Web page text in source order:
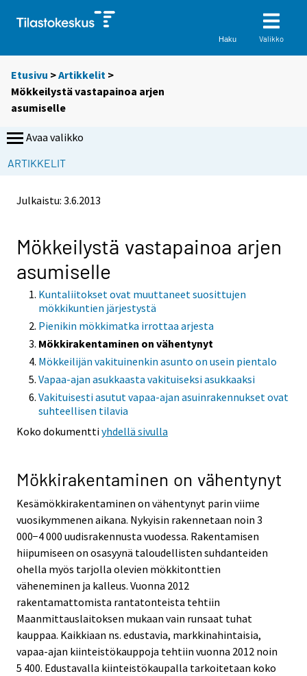
Haku Valikko
Etusivu >Artikkelit >
Mökkeilystä vastapainoa arjen
asumiselle
Avaa valikko
ARTIKKELIT
Julkaistu: 3.6.2013
Mökkeilystä vastapainoa arjen
asumiselle
Kuntaliitokset ovat muuttaneet suosittujen
mökkikuntien järjestystä
Pienikin mökkimatka irrottaa arjesta
Mökkirakentaminen on vähentynyt
Mökkeilijän vakituinenkin asunto on usein pientalo
Vapaa-ajan asukkaasta vakituiseksi asukkaaksi
Vakituisesti asutut vapaa-ajan asuinrakennukset ovat
suhteellisen tilavia
Koko dokumenttiyhdellä sivulla
Mökkirakentaminen on vähentynyt
Kesämökkirakentaminen on vähentynyt parin viime
vuosikymmenen aikana. Nykyisin rakennetaan noin 3
000−4 000 uudisrakennusta vuodessa. Rakentamisen
hiipumiseen on osasyynä taloudellisten suhdanteiden
ohella myös tarjolla olevien mökkitonttien
väheneminen ja kalleus. Vuonna 2012
rakentamattomista rantatonteista tehtiin
Maanmittauslaitoksen mukaan vain runsaat tuhat
kauppaa. Kaikkiaan ns. edustavia, markkinahintaisia,
vapaa-ajan kiinteistökauppoja tehtiin vuonna 2012 noin
5 400. Edustavalla kiinteistökaupalla tarkoitetaan koko